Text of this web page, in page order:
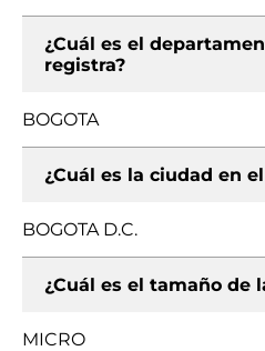
¿Cuál es el
registra?
BOGOTA
¿Cuál es la ciudad en
BOGOTA D.C.
¿Cuál es el tamaño de
MICRO